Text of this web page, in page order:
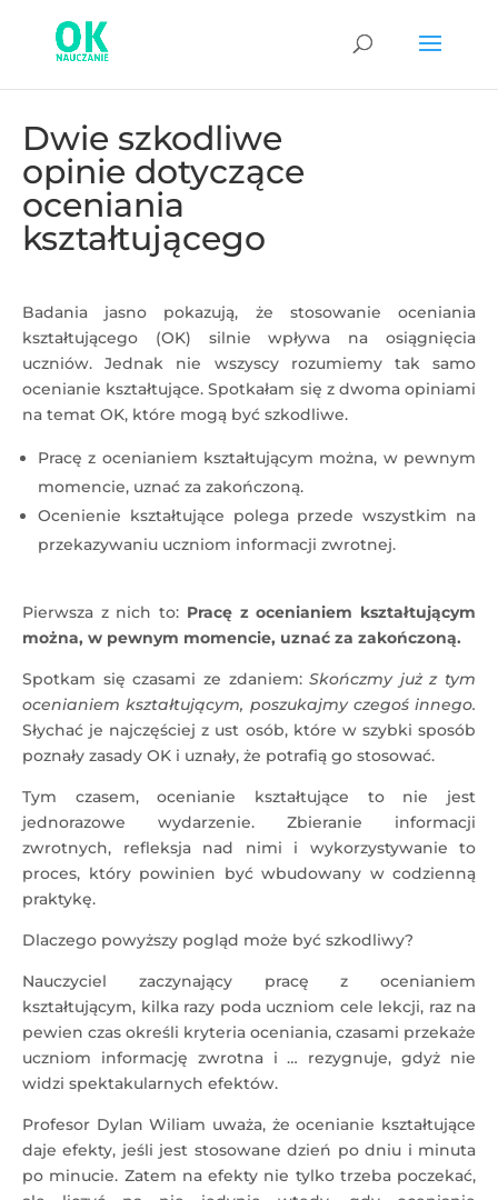
Dwie szkodliwe
opinie dotyczące
oceniania
kształtującego
Badania jasno pokazują, że stosowanie oceniania
kształtującego (OK) silnie wpływa na osiągnięcia
uczniów. Jednak nie wszyscy rozumiemy tak samo
ocenianie kształtujące. Spotkałam się z dwoma opiniami
na temat OK, które mogą być szkodliwe.
Pracę z ocenianiem kształtującym można, w pewnym
momencie, uznać za zakończoną.
Ocenienie kształtujące polega przede wszystkim na
przekazywaniu uczniom informacji zwrotnej.
Pierwsza z nich to: Pracę z ocenianiem kształtującym
można, w pewnym momencie, uznać za zakończoną.
Spotkam się czasami ze zdaniem:Skończmy już z tym
ocenianiem kształtującym, poszukajmy czegoś innego.
Słychać je najczęściej z ust osób, które w szybki sposób
poznały zasady OK i uznały, że potrafią go stosować.
Tym czasem, ocenianie kształtujące to nie jest
jednorazowe wydarzenie. Zbieranie informacji
zwrotnych, refleksja nad nimi i wykorzystywanie to
proces, który powinien być wbudowany w codzienną
praktykę.
Dlaczego powyższy pogląd może być szkodliwy?
Nauczyciel zaczynający pracę z ocenianiem
kształtującym, kilka razy poda uczniom cele lekcji, raz na
pewien czas określi kryteria oceniania, czasami przekaże
uczniom informację zwrotna i … rezygnuje, gdyż nie
widzi spektakularnych efektów.
Profesor Dylan Wiliam uważa, że ocenianie kształtujące
daje efekty, jeśli jest stosowane dzień po dniu i minuta
po minucie. Zatem na efekty nie tylko trzeba poczekać,